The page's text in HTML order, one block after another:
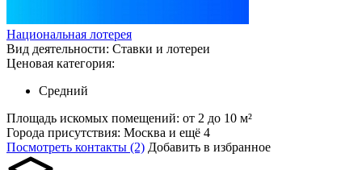
Национальная лотерея
Вид деятельности: Ставки и лотереи
Ценовая категория:
Средний
Площадь искомых помещений: от 2 до 10 м²
Города присутствия: Москва и ещё 4
Посмотреть контакты (2) Добавить в избранное